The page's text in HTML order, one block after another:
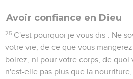
Avoir confiance en Dieu
25 C'est pourquoi je vous dis : Ne
votre vie, de ce que vous
boirez, ni pour votre corps, de quoi
n'est-elle pas plus que la